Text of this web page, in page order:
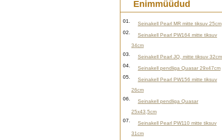
Enimmüüdud
01.
Seinakell Pearl MR mitte tiksuv 25cm
02.
Seinakell Pearl PW164 mitte tiksuv
34cm
03.
Seinakell Pearl JQ, mitte tiksuv 32cm
04.
Seinakell pendliga Quasar 29x47cm
05.
Seinakell Pearl PW156 mitte tiksuv
26cm
06.
Seinakell pendliga Quasar
25x43,5cm
07.
Seinakell Pearl PW110 mitte tiksuv
31cm